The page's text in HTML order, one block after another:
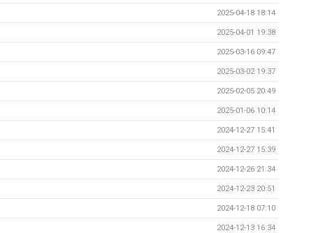
2025-04-18 18:14
2025-04-01 19:38
2025-03-16 09:47
2025-03-02 19:37
2025-02-05 20:49
2025-01-06 10:14
2024-12-27 15:41
2024-12-27 15:39
2024-12-26 21:34
2024-12-23 20:51
2024-12-18 07:10
2024-12-13 16:34